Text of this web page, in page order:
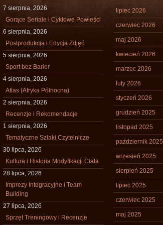
7 sierpnia, 2026
Gorące Seriale i Cyklowe Powieści
6 sierpnia, 2026
Postprodukcja i Edycja Zdjęć
5 sierpnia, 2026
Sport bez Barier
4 sierpnia, 2026
Atlas (Afryka Północna)
2 sierpnia, 2026
Recenzje i Rekomendacje
1 sierpnia, 2026
Tematyczne Szlaki Czytelnicze
30 lipca, 2026
Kultura i Historia Modyfikacji Ciała
28 lipca, 2026
Imprezy Integracyjne i Team
Building
27 lipca, 2026
Sprzęt Treningowy i Recenzje
lipiec 2026
czerwiec 2026
maj 2026
kwiecień 2026
marzec 2026
luty 2026
styczeń 2026
grudzień 2025
listopad 2025
październik 2025
wrzesień 2025
sierpień 2025
lipiec 2025
czerwiec 2025
maj 2025